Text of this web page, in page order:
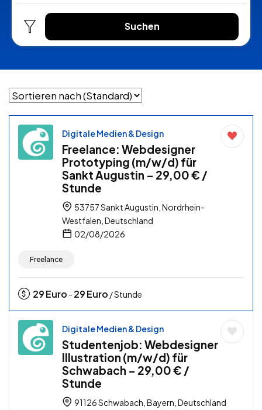
Suchen
Digitale Medien & Design
Freelance: Webdesigner
Prototyping (m/w/d) für
Sankt Augustin – 29,00 € /
Stunde
53757 Sankt Augustin, Nordrhein-
Westfalen, Deutschland
02/08/2026
Freelance
29Euro - 29Euro / Stunde
Digitale Medien & Design
Studentenjob: Webdesigner
Illustration (m/w/d) für
Schwabach – 29,00 € /
Stunde
91126 Schwabach, Bayern, Deutschland